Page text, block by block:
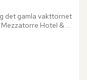
det gamla vakttornet
Hotel &
från sin...